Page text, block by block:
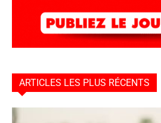
ARTICLES LES PLUS RÉCENTS